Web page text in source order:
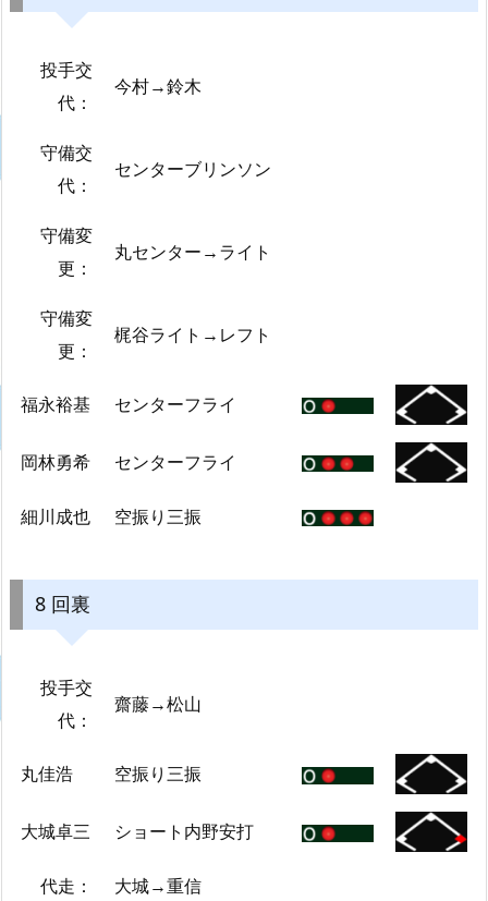
投手交
代：
今村→鈴木
守備交
代：
センターブリンソン
守備変
更：
丸センター→ライト
守備変
更：
梶谷ライト→レフト
福永裕基 センターフライ
岡林勇希 センターフライ
細川成也 空振り三振
8 回裏
投手交
代：
齋藤→松山
丸佳浩 空振り三振
大城卓三 ショート内野安打
代走： 大城→重信